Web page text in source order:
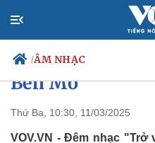
/ÂM NHẠC
Chính trị
Vũ Quang
năm trở về với
Bến Mơ"
Thứ Ba, 10:30, 11/03/2025
VOV.VN - Đêm nhạc